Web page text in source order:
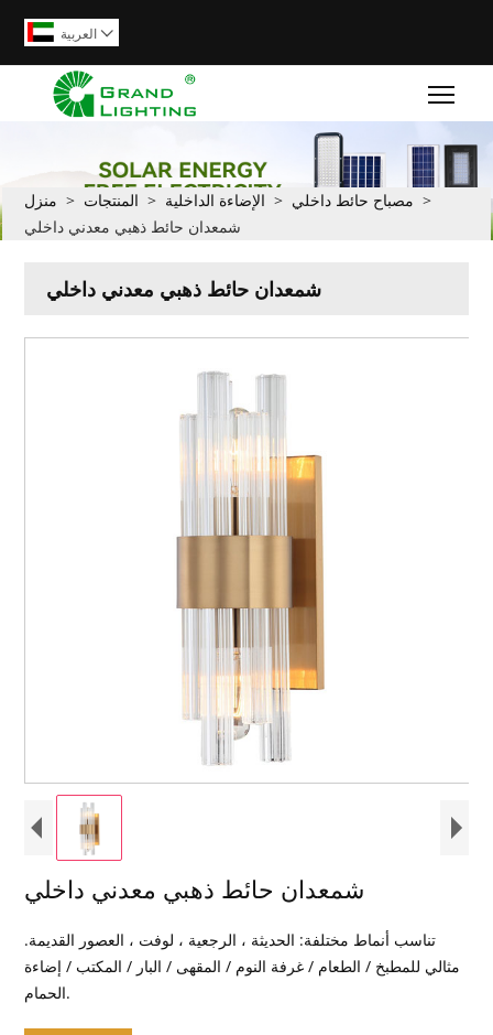
العربية 
منزل > المنتجات > الإضاءة الداخلية > مصباح حائط داخلي >
شمعدان حائط ذهبي معدني داخلي
شمعدان حائط ذهبي معدني داخلي
شمعدان حائط ذهبي معدني داخلي
تناسب أنماط مختلفة: الحديثة ، الرجعية ، لوفت ، العصور القديمة.
مثالي للمطبخ / الطعام / غرفة النوم / المقهى / البار / المكتب / إضاءة
الحمام.